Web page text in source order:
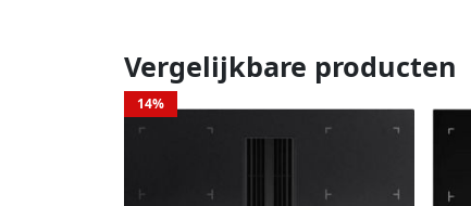
Vergelijkbare producten
14%